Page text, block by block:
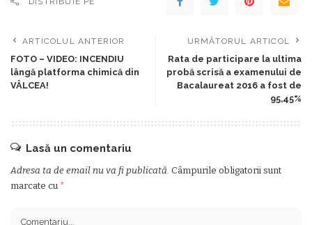
ARTICOLUL ANTERIOR
FOTO – VIDEO: INCENDIU
lângă platforma chimică din
VÂLCEA!
URMĂTORUL ARTICOL
Rata de participare la ultima
probă scrisă a examenului de
Bacalaureat 2016 a fost de
95,45%
Lasă un comentariu
Adresa ta de email nu va fi publicată. Câmpurile obligatorii sunt
marcate cu *